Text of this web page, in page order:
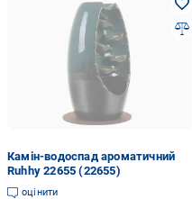
Камін-водоспад ароматичний
Ruhhy 22655 (22655)
оцінити